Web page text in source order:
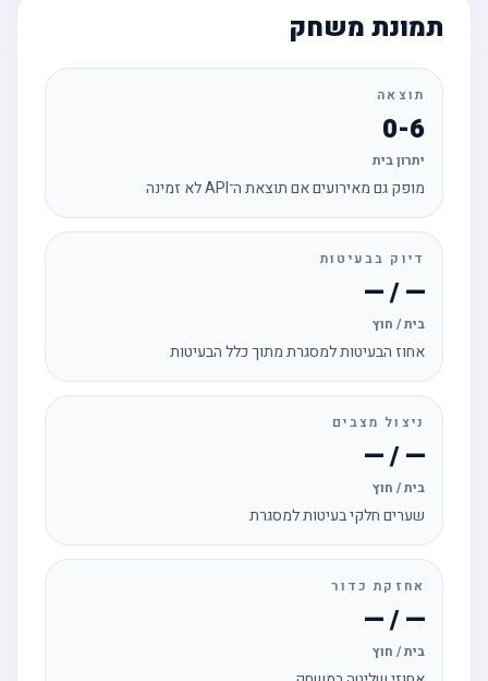
תמונת משחק
תוצאה
0-6
יתרון בית
מופק גם מאירועים אם תוצאת ה־API לא זמינה
דיוק בבעיטות
— / —
בית / חוץ
אחוז הבעיטות למסגרת מתוך כלל הבעיטות
ניצול מצבים
— / —
בית / חוץ
שערים חלקי בעיטות למסגרת
אחזקת כדור
— / —
בית / חוץ